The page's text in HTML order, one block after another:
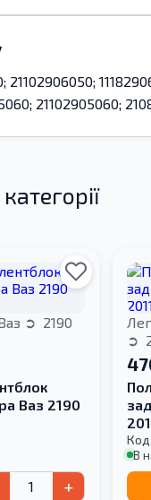
21102906050;
21102905060;
2190
Ваз 2190
+
Код
В